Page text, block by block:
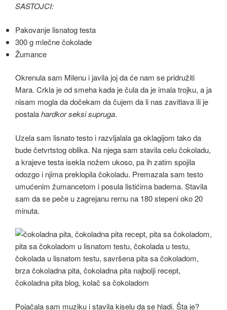
SASTOJCI:
Pakovanje lisnatog testa
300 g mlečne čokolade
Žumance
Okrenula sam Milenu i javila joj da će nam se pridružiti
Mara. Crkla je od smeha kada je čula da je imala trojku, a ja
nisam mogla da dočekam da čujem da li nas zavitlava ili je
postalahardkor seksi supruga.
Uzela sam lisnato testo i razvljalala ga oklagijom tako da
bude četvrtstog oblika. Na njega sam stavila celu čokoladu,
a krajeve testa isekla nožem ukoso, pa ih zatim spojila
odozgo i njima preklopila čokoladu. Premazala sam testo
umućenim žumancetom i posula listićima badema. Stavila
sam da se peče u zagrejanu rernu na 180 stepeni oko 20
minuta.
Pojačala sam muziku i stavila kiselu da se hladi. Šta je?